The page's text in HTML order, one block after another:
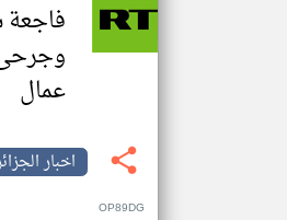
فاجعة
عمال
اخبار
OP89DG